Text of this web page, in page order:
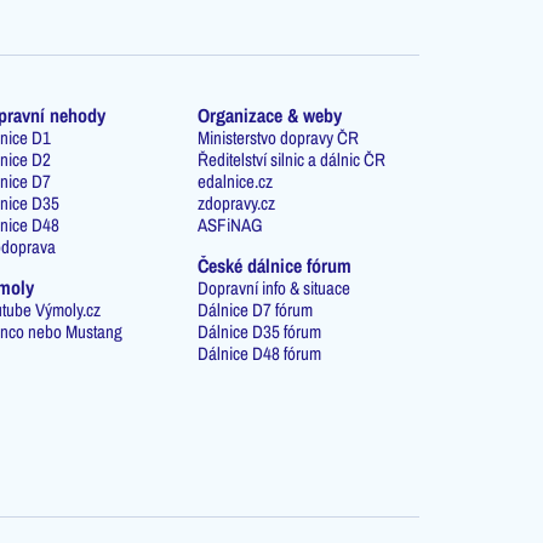
nehody
D1
D2
D7
D35
D48
Výmoly.cz
nebo Mustang
Organizace & weby
Ministerstvo dopravy ČR
Ředitelství silnic a dálnic ČR
edalnice.cz
zdopravy.cz
ASFiNAG
České dálnice fórum
Dopravní info & situace
Dálnice D7 fórum
Dálnice D35 fórum
Dálnice D48 fórum